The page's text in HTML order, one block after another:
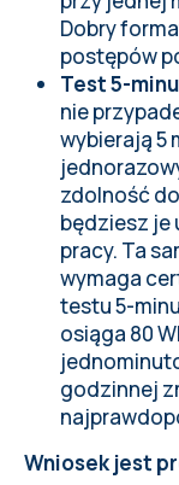
Dobry
postępów
Test 5-
nie
wybierają 5
zdolność
będziesz je
pracy. Ta
wymaga
testu 5-
osiąga 80
godzinnej
Wniosek jest